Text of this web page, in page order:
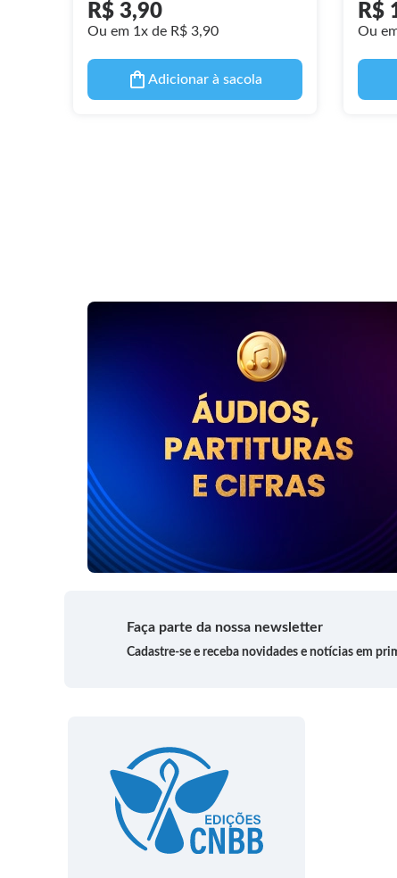
R$ 3,90
Ou em 1x de R$ 3,90
Adicionar à sacola
R$
Ou
Faça parte da nossa newsletter
Cadastre-se e receba novidades e notícias em